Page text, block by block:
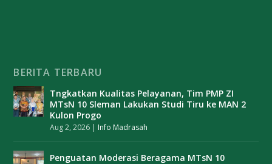
BERITA TERBARU
Tngkatkan Kualitas Pelayanan, Tim PMP ZI
MTsN 10 Sleman Lakukan Studi Tiru ke MAN 2
Kulon Progo
Aug 2, 2026 | Info Madrasah
Penguatan Moderasi Beragama MTsN 10